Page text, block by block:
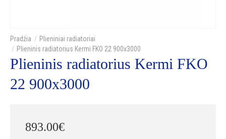
Plieniniai radiatoriai
Plieninis radiatorius Kermi FKO 22 900x3000
Plieninis radiatorius Kermi FKO
22 900x3000
893.00€